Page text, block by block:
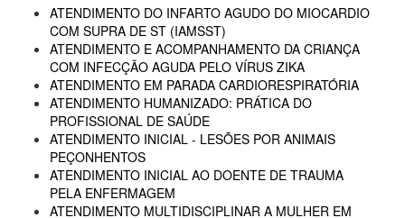
ATENDIMENTO DO INFARTO AGUDO DO MIOCARDIO
COM SUPRA DE ST (IAMSST)
ATENDIMENTO E ACOMPANHAMENTO DA CRIANÇA
COM INFECÇÃO AGUDA PELO VÍRUS ZIKA
ATENDIMENTO EM PARADA CARDIORESPIRATÓRIA
ATENDIMENTO HUMANIZADO: PRÁTICA DO
PROFISSIONAL DE SAÚDE
ATENDIMENTO INICIAL - LESÕES POR ANIMAIS
PEÇONHENTOS
ATENDIMENTO INICIAL AO DOENTE DE TRAUMA
PELA ENFERMAGEM
ATENDIMENTO MULTIDISCIPLINAR A MULHER EM